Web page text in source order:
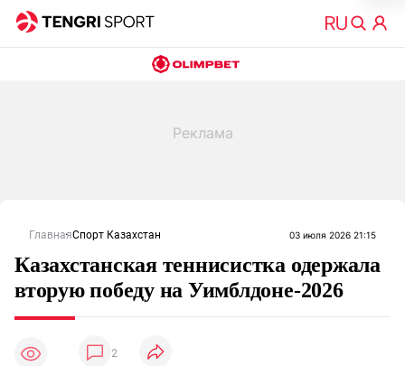
ГлавнаяСпорт Казахстан 03 июля 2026 21:15
Казахстанская теннисистка одержала
вторую победу на Уимблдоне-2026
2